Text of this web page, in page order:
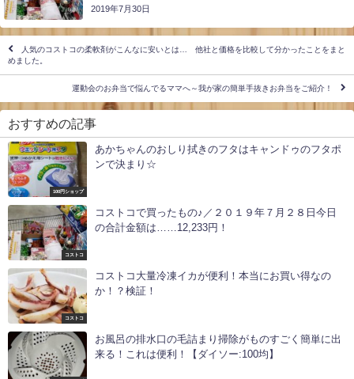
2019年7月30日
人気のコストコの柔軟剤がこんなに安いとは… 他社と価格を比較して分かったことをまと
めました。
運動会のお弁当で悩んでるママへ～我が家の簡単手抜きお弁当をご紹介！
おすすめの記事
100円ショップ
あかちゃんのおしり拭きのフタはキャンドゥのフタポ
ンで決まり☆
コストコ
コストコで買ったもの♪／２０１９年７月２８日今日
の合計金額は……12,233円！
コストコ
コストコ大量冷凍イカが便利！本当にお買い得なの
か！？検証！
お風呂の排水口の毛詰まり掃除がものすごく簡単に出
来る！これは便利！【ダイソー:100均】